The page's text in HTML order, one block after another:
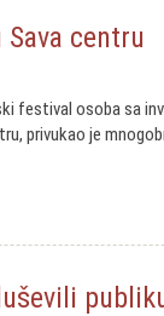
centru
festival osoba sa
privukao je